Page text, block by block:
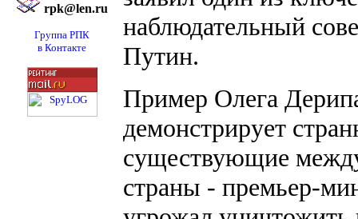
rpk@len.ru
Группа РПК
в Контакте
наблюдательный
Путин.
Пример Олега
демонстрирует
существующие
страны - премьер-